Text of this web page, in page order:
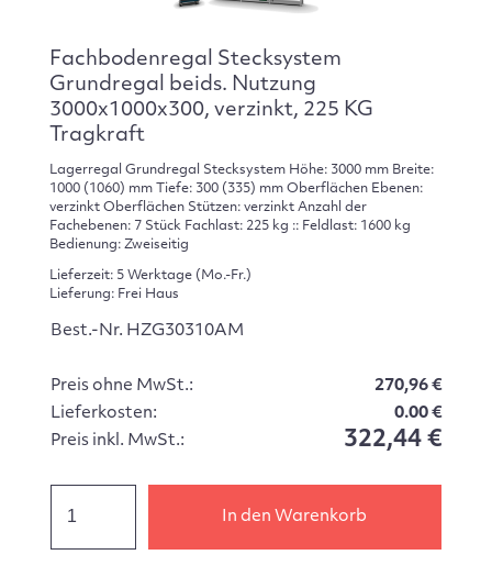
Fachbodenregal Stecksystem
Grundregal beids. Nutzung
3000x1000x300, verzinkt, 225 KG
Tragkraft
Lagerregal Grundregal Stecksystem Höhe: 3000 mm Breite:
1000 (1060) mm Tiefe: 300 (335) mm Oberflächen Ebenen:
verzinkt Oberflächen Stützen: verzinkt Anzahl der
Fachebenen: 7 Stück Fachlast: 225 kg :: Feldlast: 1600 kg
Bedienung: Zweiseitig
Lieferzeit: 5 Werktage (Mo.-Fr.)
Lieferung: Frei Haus
Best.-Nr. HZG30310AM
Preis ohne MwSt.:
270,96 €
Lieferkosten:
0.00 €
Preis inkl. MwSt.:
322,44 €
In den Warenkorb